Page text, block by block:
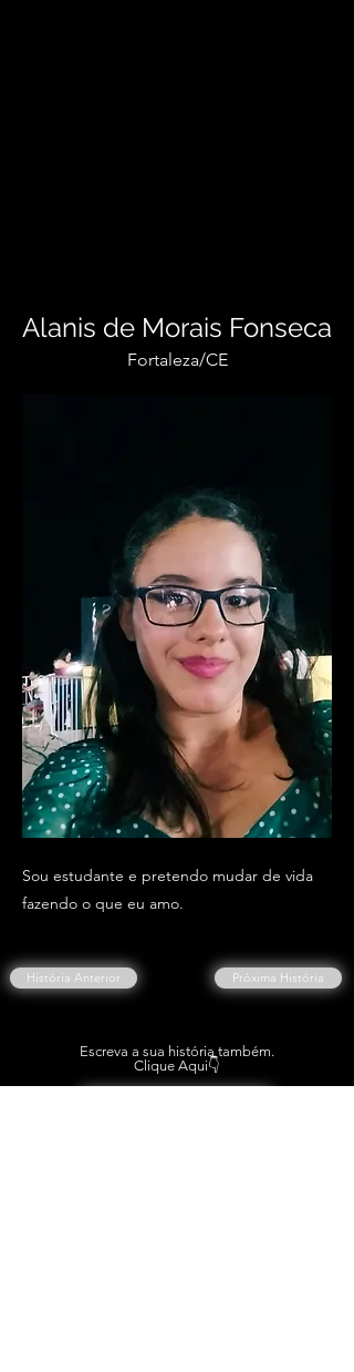
Alanis de Morais Fonseca
Fortaleza/CE
Sou estudante e pretendo mudar de vida
fazendo o que eu amo.
História Anterior Próxima História
Escreva a sua história também.
Clique Aqui👇